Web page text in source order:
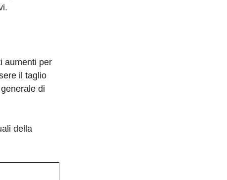
aumenti per
il taglio
di
della